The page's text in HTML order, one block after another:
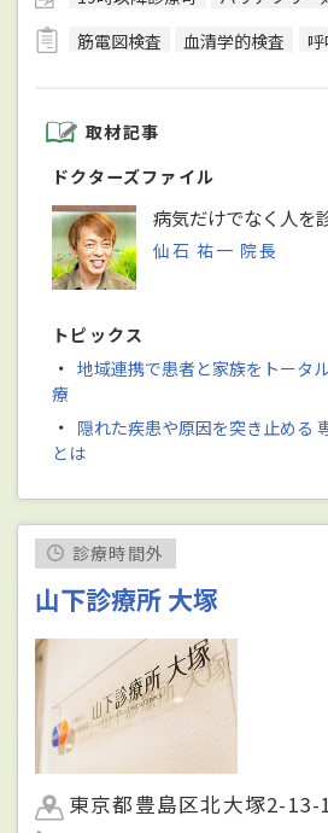
筋電図検査
血清学的検査 呼
取材記事
ドクターズファイル
病気だけでなく人を
仙石 祐一 院長
トピックス
・ 地域連携で患者と家族をトータ
療
・ 隠れた疾患や原因を突き止める
とは
診療時間外
山下診療所 大塚
東京都豊島区北大塚2-